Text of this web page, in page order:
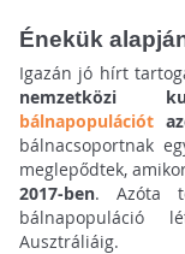
Énekük
Igazán jó hírt
nemzetközi
bálnapopulációt
bálnacsoportnak
meglepődtek,
2017-ben. Azóta
bálnapopuláció
Ausztráliáig.